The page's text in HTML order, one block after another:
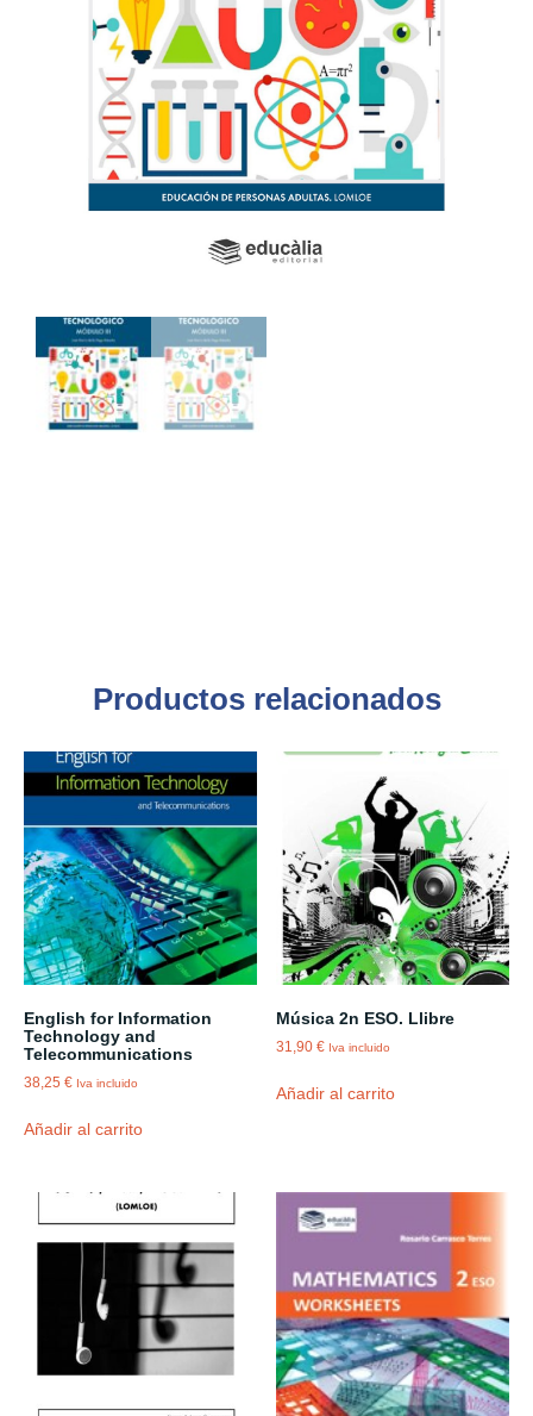
Productos relacionados
English for Information
Technology and
Telecommunications
38,25 € Iva incluido
Añadir al carrito
Música 2n ESO. Llibre
31,90€ Iva incluido
Añadir al carrito